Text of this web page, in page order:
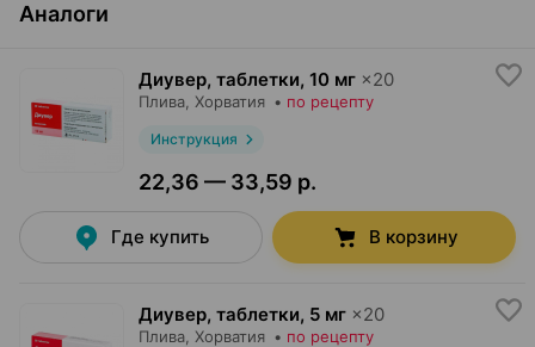
Аналоги
Диувер, таблетки, 10 мг ×20
Плива , Хорватия • по рецепту
Инструкция
22,36 — 33,59 р.
Где купить В корзину
Диувер, таблетки, 5 мг ×20
Плива , Хорватия • по рецепту